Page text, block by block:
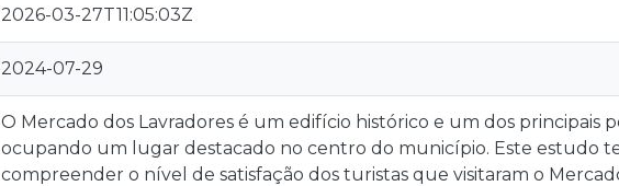
2026-03-27T11:05:03Z
2024-07-29
O Mercado dos Lavradores é um edifício histórico e um dos principais
ocupando um lugar destacado no centro do município. Este estudo
compreender o nível de satisfação dos turistas que visitaram o